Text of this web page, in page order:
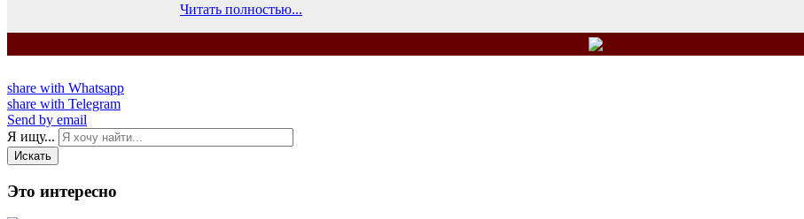
Читать полностью...
share with Whatsapp
share with Telegram
Send by email
Я ищу...
Искать
Это интересно